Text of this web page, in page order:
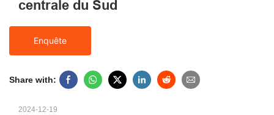
centrale du Sud
Enquête
Share with:
2024-12-19